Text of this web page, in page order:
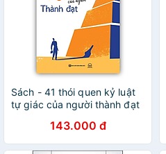
Sách - 41 thói quen kỷ luật
tự giác của người thành đạt
143.000 đ